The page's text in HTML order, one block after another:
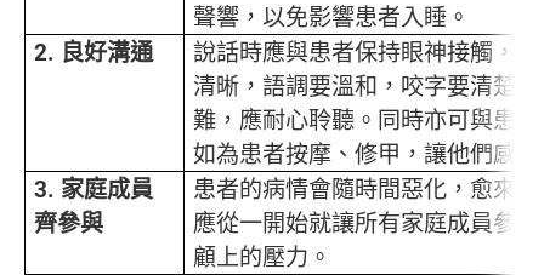
聲響，以免影響患者入睡。
2. 良好溝通
說話時應與患者保持眼神接觸，
清晰，語調要溫和，咬字要清楚
難，應耐心聆聽。同時亦可與患
如為患者按摩、修甲，讓他們感
3. 家庭成員
齊參與
患者的病情會隨時間惡化，愈來
應從一開始就讓所有家庭成員參
顧上的壓力。